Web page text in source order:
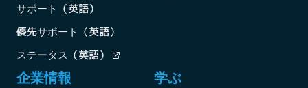
サポート（英語）
優先サポート（英語）
ステータス（英語）
企業情報 学ぶ